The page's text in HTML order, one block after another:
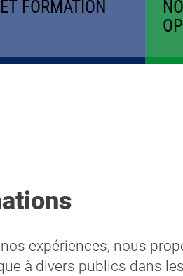
FORMATION
expériences, nous
à divers publics dans